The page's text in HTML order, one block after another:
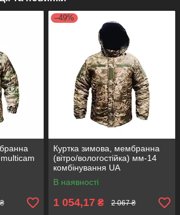
multicam
–49%
Куртка зимова, мембранна
(вітро/вологостійка) мм-14
комбінування UA
В наявності
1 054,17 ₴ 2 067 ₴